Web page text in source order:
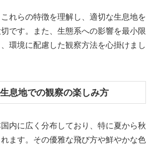
れらの特徴を理解し、適切な生息地を
です。また、生態系への影響を最小限
環境に配慮した観察方法を心掛けまし
息地での観察の楽しみ方
内に広く分布しており、特に夏から秋
ます。その優雅な飛び方や鮮やかな色